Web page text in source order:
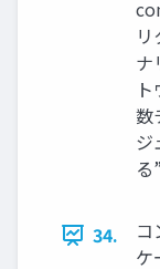
ナ
数
ジ
34.
コ
ケ